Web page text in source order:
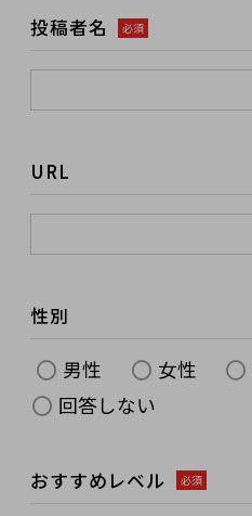
投稿者名 必須
URL
性別
男性 女性
回答しない
おすすめレベル 必須